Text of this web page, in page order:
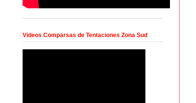
Videos Comparsas de Tentaciones Zona Sud